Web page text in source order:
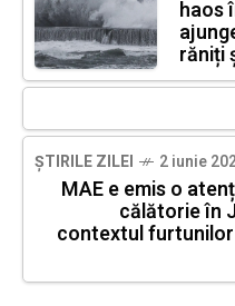
haos
răniți
ȘTIRILE ZILEI 2 iunie
MAE e emis o
călătorie în
contextul